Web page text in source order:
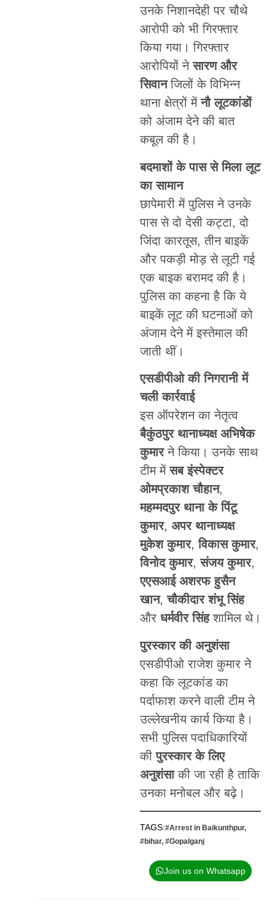
उनके निशानदेही पर चौथे
आरोपी को भी गिरफ्तार
किया गया। गिरफ्तार
आरोपियों नेसारण और
सिवानजिलों के विभिन्न
थाना क्षेत्रों मेंनौ लूटकांडों
को अंजाम देने की बात
कबूल की है।
बदमाशों के पास से मिला लूट
का सामान
छापेमारी में पुलिस ने उनके
पास से दो देसी कट्टा, दो
जिंदा कारतूस, तीन बाइकें
और पकड़ी मोड़ से लूटी गई
एक बाइक बरामद की है।
पुलिस का कहना है कि ये
बाइकें लूट की घटनाओं को
अंजाम देने में इस्तेमाल की
जाती थीं।
एसडीपीओ की निगरानी में
चली कार्रवाई
इस ऑपरेशन का नेतृत्व
बैकुंठपुर थानाध्यक्ष अभिषेक
कुमारने किया। उनके साथ
टीम मेंसब इंस्पेक्टर
ओमप्रकाश चौहान,
महम्मदपुर थाना के पिंटू
कुमार, अपर थानाध्यक्ष
मुकेश कुमार,विकास कुमार,
विनोद कुमार,संजय कुमार,
एएसआई अशरफ हुसैन
खान,चौकीदार शंभू सिंह
और धर्मवीर सिंहशामिल थे।
पुरस्कार की अनुशंसा
एसडीपीओ राजेश कुमार ने
कहा कि लूटकांड का
पर्दाफाश करने वाली टीम ने
उल्लेखनीय कार्य किया है।
सभी पुलिस पदाधिकारियों
कीपुरस्कार के लिए
अनुशंसाकी जा रही है ताकि
उनका मनोबल और बढ़े।
TAGS:#Arrest in Baikunthpur,
#bihar, #Gopalganj
Join us on Whatsapp